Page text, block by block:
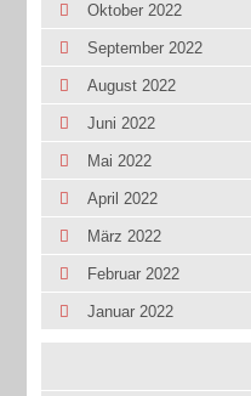
Oktober 2022
September 2022
August 2022
Juni 2022
Mai 2022
April 2022
März 2022
Februar 2022
Januar 2022